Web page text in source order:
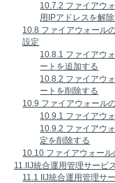
10.7.2 ファイアウ
用IPアドレスを解
10.8 ファイアウォール
設定
10.8.1 ファイアウ
ートを追加する
10.8.2 ファイアウ
ートを削除する
10.9 ファイアウォール
10.9.1 ファイアウ
10.9.2 ファイアウ
定を削除する
10.10 ファイアウォー
11.IIJ統合運用管理サービ
11.1 IIJ統合運用管理サ